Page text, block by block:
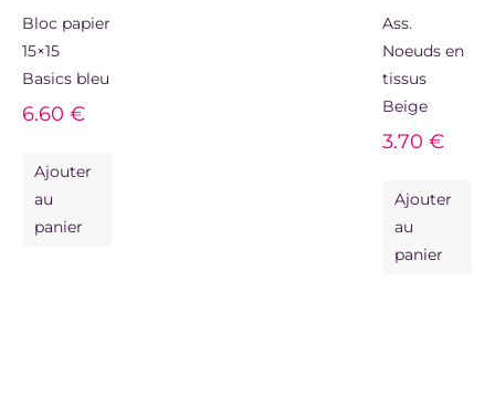
Bloc papier
15×15
Basics bleu
6.60 €
Ajouter
au
panier
Ass.
Noeuds en
tissus
Beige
3.70€
Ajouter
au
panier